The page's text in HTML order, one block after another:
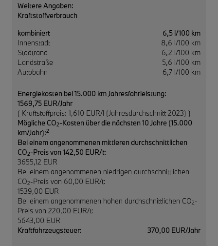
Weitere Angaben:
Kraftstoffverbrauch
kombiniert
6,5 l/100 km
Innenstadt
8,6 l/100 km
Stadtrand
6,2 l/100 km
Landstraße
5,6 l/100 km
Autobahn
6,7 l/100 km
Energiekosten bei 15.000 km Jahresfahrleistung:
1569,75 EUR/Jahr
( Kraftstoffpreis: 1,610 EUR/l (Jahresdurchschnitt 2023) )
Mögliche CO2-Kosten über die nächsten 10 Jahre (15.000
km/Jahr):2
Bei einem angenommenen mittleren durchschnittlichen
CO2-Preis von 142,50 EUR/t:
3655,12 EUR
Bei einem angenommenen niedrigen durchschnittlichen
CO2-Preis von 60,00 EUR/t:
1539,00 EUR
Bei einem angenommenen hohen durchschnittlichen CO2-
Preis von 220,00 EUR/t:
5643,00 EUR
Kraftfahrzeugsteuer:
370,00 EUR/Jahr